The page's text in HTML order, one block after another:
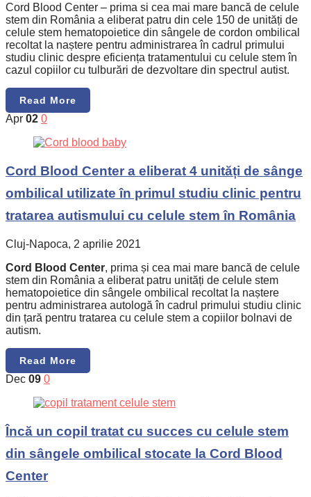
Cord Blood Center – prima si cea mai mare bancă de celule
stem din România a eliberat patru din cele 150 de unități de
celule stem hematopoietice din sângele de cordon ombilical
recoltat la naștere pentru administrarea în cadrul primului
studiu clinic despre eficiența tratamentului cu celule stem în
cazul copiilor cu tulburări de dezvoltare din spectrul autist.
Read More
Apr 02 0
Cord Blood Center a eliberat 4 unități de sânge
ombilical utilizate în primul studiu clinic pentru
tratarea autismului cu celule stem în România
Cluj-Napoca, 2 aprilie 2021
Cord Blood Center, prima și cea mai mare bancă de celule
stem din România a eliberat patru unități de celule stem
hematopoietice din sângele ombilical recoltat la naștere
pentru administrarea autologă în cadrul primului studiu clinic
din țară pentru tratarea cu celule stem a copiilor bolnavi de
autism.
Read More
Dec 09 0
Încă un copil tratat cu succes cu celule stem
din sângele ombilical stocate la Cord Blood
Center